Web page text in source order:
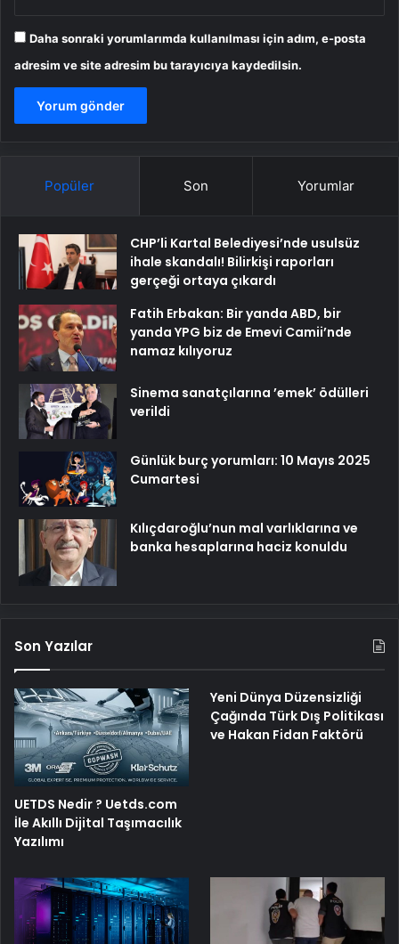
Daha sonraki yorumlarımda kullanılması için adım, e-posta
adresim ve site adresim bu tarayıcıya kaydedilsin.
Popüler Son Yorumlar
CHP’li Kartal Belediyesi’nde usulsüz
ihale skandalı! Bilirkişi raporları
gerçeği ortaya çıkardı
Fatih Erbakan: Bir yanda ABD, bir
yanda YPG biz de Emevi Camii’nde
namaz kılıyoruz
Sinema sanatçılarına ’emek’ ödülleri
verildi
Günlük burç yorumları: 10 Mayıs 2025
Cumartesi
Kılıçdaroğlu’nun mal varlıklarına ve
banka hesaplarına haciz konuldu
Son Yazılar
UETDS Nedir ? Uetds.com
İle Akıllı Dijital Taşımacılık
Yazılımı
Yeni Dünya Düzensizliği
Çağında Türk Dış Politikası
ve Hakan Fidan Faktörü